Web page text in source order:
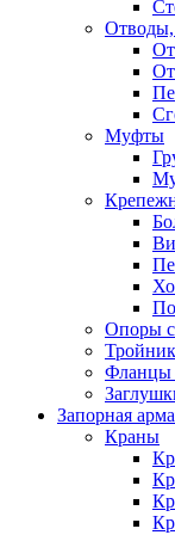
Отводы,
Муфты
Опоры
Фланцы
Запорная
Краны